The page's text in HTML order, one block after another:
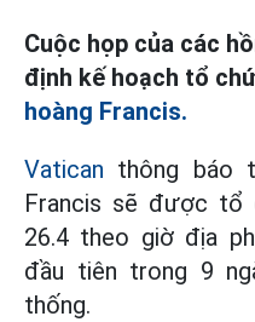
Cuộc họp của các
định kế hoạch tổ
hoàng Francis.
Vatican thông báo
Francis sẽ được tổ
26.4 theo giờ địa
đầu tiên trong 9
thống.